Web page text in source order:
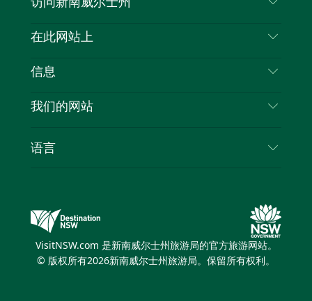
叽
喳
访问新南威尔士州
联系我们
隐私
Cookie 通知
在此网站上
目的地
新南威尔士州公路旅行
活动
信息
旅行信息
新南威尔士州的商业
我们的网站
新南威尔士州旅游局媒体中心
缤纷悉尼灯光音乐节
语言
VisitNSW.com 是新南威尔士州旅游局的官方旅游网站。
© 版权所有2026新南威尔士州旅游局。保留所有权利。